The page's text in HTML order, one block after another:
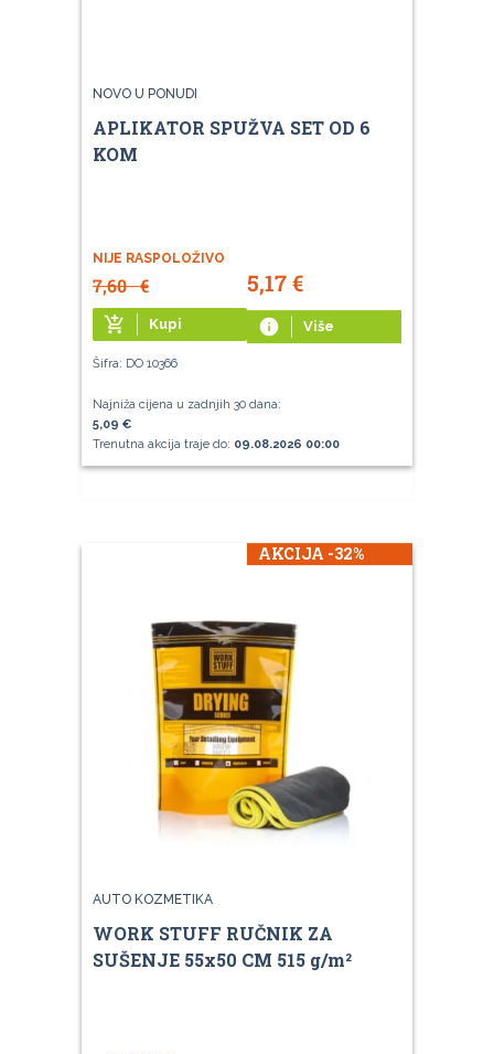
NOVO U PONUDI
APLIKATOR SPUŽVA SET OD 6
KOM
NIJE RASPOLOŽIVO
7,60€ 5,17€
add_shopping_cart Kupi info Više
Šifra: DO 10366
Najniža cijena u zadnjih 30 dana:
5,09 €
Trenutna akcija traje do: 09.08.2026 00:00
AKCIJA -32%
AUTO KOZMETIKA
WORK STUFF RUČNIK ZA
SUŠENJE 55x50 CM 515 g/m²